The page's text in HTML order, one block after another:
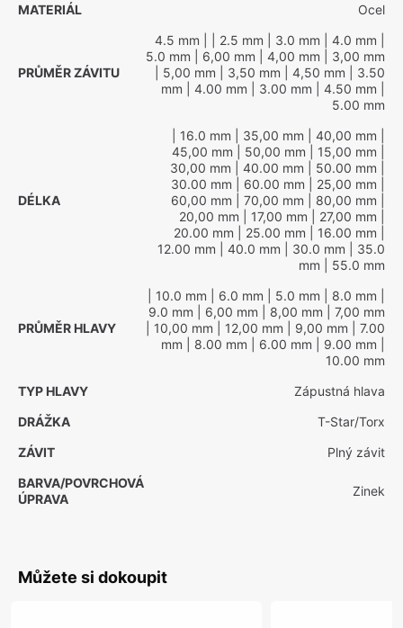
MATERIÁL Ocel
PRŮMĚR ZÁVITU
4.5 mm | 2.5 mm | 3.0 mm | 4.0 mm
5.0 mm | 6,00 mm | 4,00 mm | 3,00 mm
| 5,00 mm | 3,50 mm | 4,50 mm | 3.50
mm | 4.00 mm | 3.00 mm | 4.50 mm
5.00 mm
DÉLKA
| 16.0 mm | 35,00 mm | 40,00 mm
45,00 mm | 50,00 mm | 15,00 mm
30,00 mm | 40.00 mm | 50.00 mm
30.00 mm | 60.00 mm | 25,00 mm
60,00 mm | 70,00 mm | 80,00 mm
20,00 mm | 17,00 mm | 27,00 mm
20.00 mm | 25.00 mm | 16.00 mm
12.00 mm | 40.0 mm | 30.0 mm | 35.0
mm | 55.0 mm
PRŮMĚR HLAVY
| 10.0 mm | 6.0 mm | 5.0 mm | 8.0 mm
9.0 mm | 6,00 mm | 8,00 mm | 7,00 mm
| 10,00 mm | 12,00 mm | 9,00 mm | 7.00
mm | 8.00 mm | 6.00 mm | 9.00 mm
10.00 mm
TYP HLAVY
Zápustná hlava
DRÁŽKA
T-Star/Torx
ZÁVIT
Plný závit
BARVA/POVRCHOVÁ
ÚPRAVA
Zinek
Můžete si dokoupit